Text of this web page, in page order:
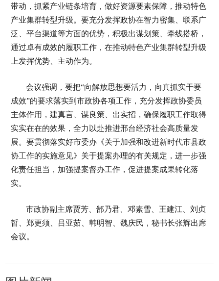
带动，抓紧产业链条培育，做好资源要素保障，推动特色
产业集群转型升级。要充分发挥政协在智力密集、联系广
泛、平台渠道等方面的优势，积极出谋划策、牵线搭桥，
通过卓有成效的履职工作，在推动特色产业集群转型升级
上发挥优势、主动作为。
会议强调，要把“向解放思想要活力，向真抓实干要
成效”的要求落实到市政协各项工作，充分发挥政协委员
主体作用，建真言、谋良策、出实招，确保履职工作取得
实实在在的效果，全力以赴推进邢台经济社会高质量发
展。要贯彻落实好市委办《关于加强和改进新时代市县政
协工作的实施意见》关于提案办理的有关规定，进一步强
化责任担当，加强提案督办工作，促进提案成果转化落
实。
市政协副主席贾芳、郜乃君、邓素雪、王建江、刘贞
哲、郑更须、吕亚茹、韩明智、魏庆民，秘书长张辉出席
会议。